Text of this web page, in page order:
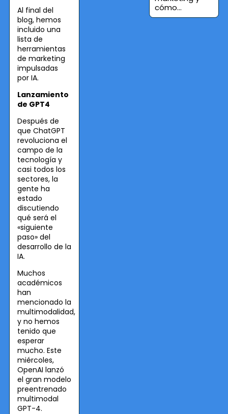
Al final del
blog, hemos
incluido una
lista de
herramientas
de marketing
impulsadas
por IA.
Lanzamiento
de GPT4
Después de
que ChatGPT
revoluciona el
campo de la
tecnología y
casi todos los
sectores, la
gente ha
estado
discutiendo
qué será el
«siguiente
paso» del
desarrollo de la
IA.
Muchos
académicos
han
mencionado la
multimodalidad,
y no hemos
tenido que
esperar
mucho. Este
miércoles,
OpenAI lanzó
el gran modelo
preentrenado
multimodal
GPT-4.
cómo...